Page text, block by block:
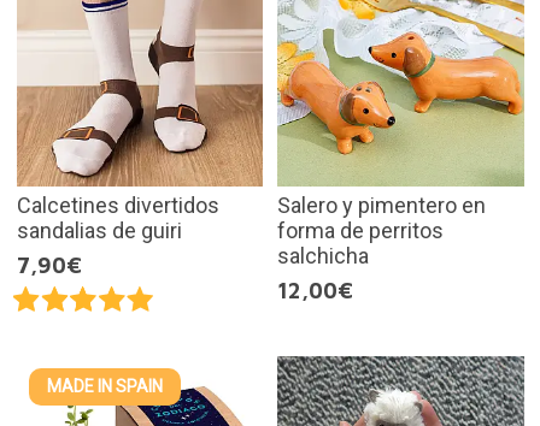
Calcetines divertidos
sandalias de guiri
7,90€
Salero y pimentero en
forma de perritos
salchicha
12,00€
MADE IN SPAIN